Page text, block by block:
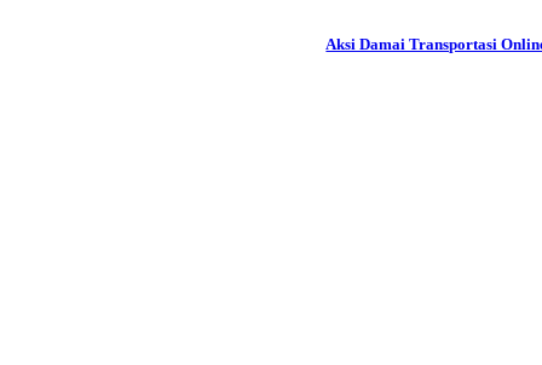
Aksi Damai Transportasi